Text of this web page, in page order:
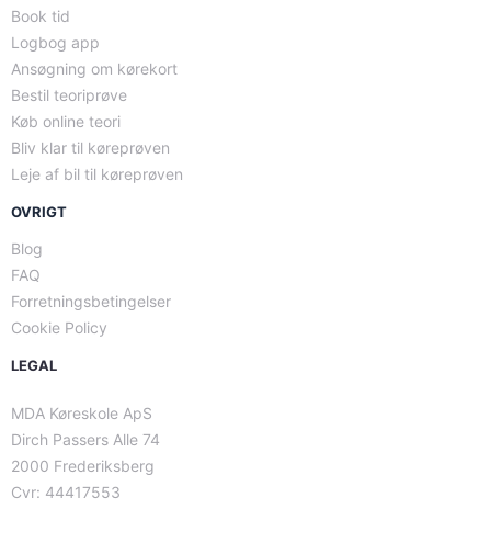
Book tid
Logbog app
Ansøgning om kørekort
Bestil teoriprøve
Køb online teori
Bliv klar til køreprøven
Leje af bil til køreprøven
OVRIGT
Blog
FAQ
Forretningsbetingelser
Cookie Policy
LEGAL
MDA Køreskole ApS
Dirch Passers Alle 74
2000 Frederiksberg
Cvr: 44417553